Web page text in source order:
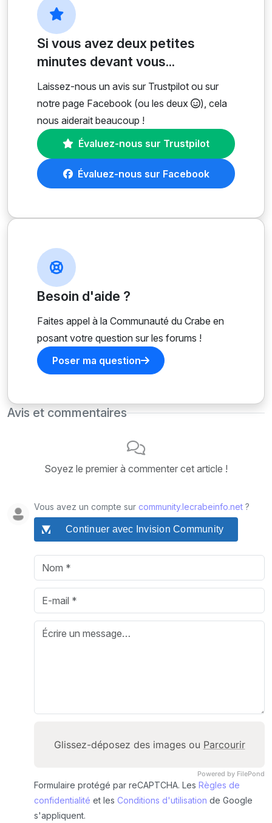
Si vous avez deux petites
minutes devant vous...
Laissez-nous un avis sur Trustpilot ou sur
notre page Facebook (ou les deux
), cela
nous aiderait beaucoup !
Évaluez-nous sur Trustpilot
Évaluez-nous sur Facebook
Besoin d'aide ?
Faites appel à la Communauté du Crabe en
posant votre question sur les forums !
Poser ma question
Avis et commentaires
Soyez le premier à commenter cet article !
Vous avez un compte sur community.lecrabeinfo.net ?
Continuer avec Invision Community
Powered by FilePond
Glissez-déposez des images ou Parcourir
Formulaire protégé par reCAPTCHA. Les Règles de
confidentialité et les Conditions d'utilisation de Google
s'appliquent.